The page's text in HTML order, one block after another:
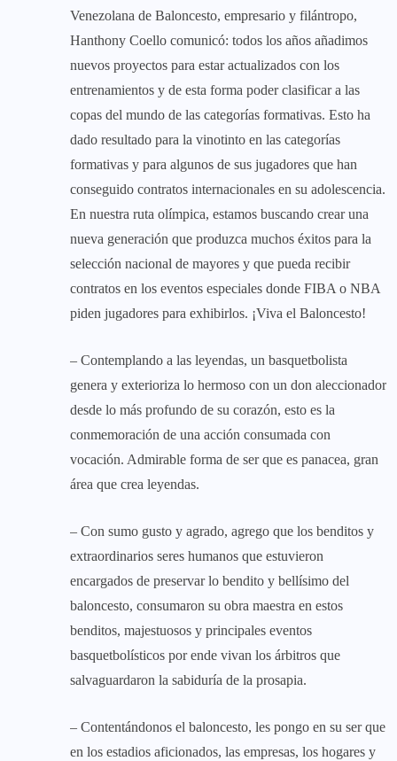
Venezolana de Baloncesto, empresario y filántropo,
Hanthony Coello comunicó: todos los años añadimos
nuevos proyectos para estar actualizados con los
entrenamientos y de esta forma poder clasificar a las
copas del mundo de las categorías formativas. Esto ha
dado resultado para la vinotinto en las categorías
formativas y para algunos de sus jugadores que han
conseguido contratos internacionales en su adolescencia.
En nuestra ruta olímpica, estamos buscando crear una
nueva generación que produzca muchos éxitos para la
selección nacional de mayores y que pueda recibir
contratos en los eventos especiales donde FIBA o NBA
piden jugadores para exhibirlos. ¡Viva el Baloncesto!
– Contemplando a las leyendas, un basquetbolista
genera y exterioriza lo hermoso con un don aleccionador
desde lo más profundo de su corazón, esto es la
conmemoración de una acción consumada con
vocación. Admirable forma de ser que es panacea, gran
área que crea leyendas.
– Con sumo gusto y agrado, agrego que los benditos y
extraordinarios seres humanos que estuvieron
encargados de preservar lo bendito y bellísimo del
baloncesto, consumaron su obra maestra en estos
benditos, majestuosos y principales eventos
basquetbolísticos por ende vivan los árbitros que
salvaguardaron la sabiduría de la prosapia.
– Contentándonos el baloncesto, les pongo en su ser que
en los estadios aficionados, las empresas, los hogares y